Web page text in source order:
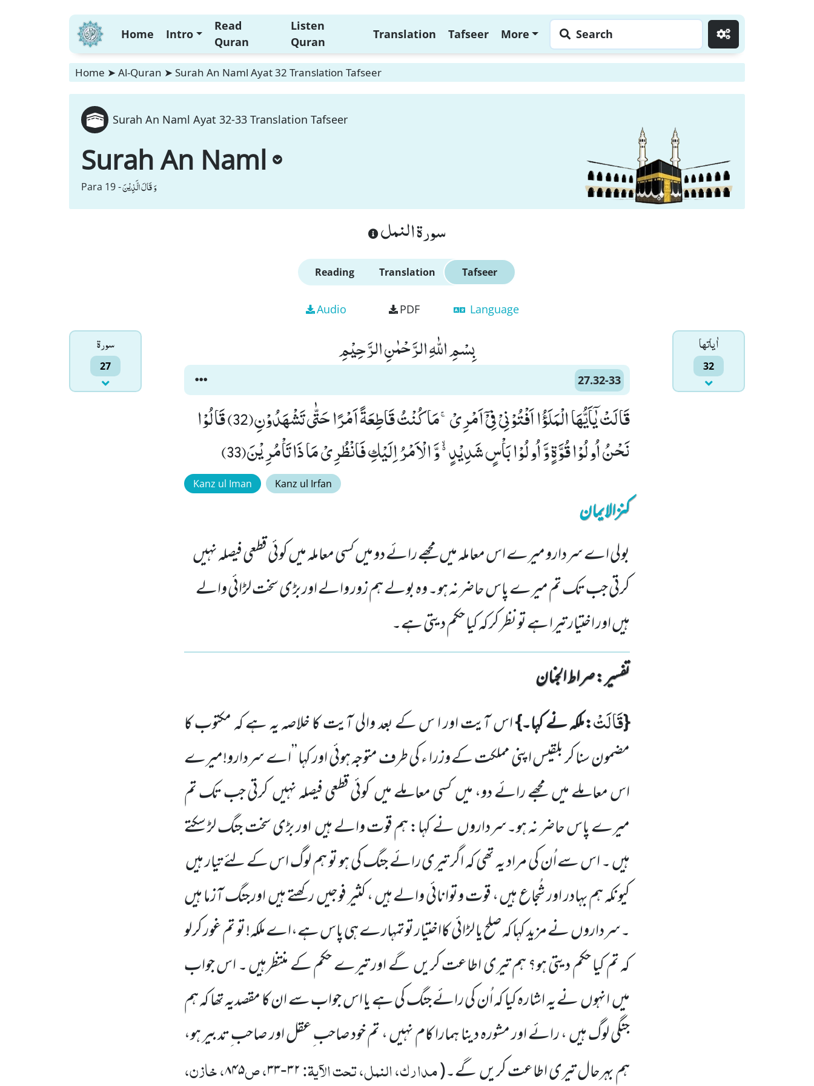
Home Intro
Read
Quran
Listen
Quran
Translation Tafseer More Search
Home ➤ Al-Quran ➤ Surah An Naml Ayat 32 Translation Tafseer
Surah An Naml Ayat 32-33 Translation Tafseer
Surah An Naml
Para 19 -وَ قَالَ الَّذِیْنَ
سورة النمل
Reading Translation Tafseer
Audio PDF Language
سورۃ
27
اٰياتها
32
بِسْمِ اللّٰهِ الرَّحْمٰنِ الرَّحِیْمِ
27.32-33
قَالَتْ یٰۤاَیُّهَا الْمَلَؤُا اَفْتُوْنِیْ فِیْۤ اَمْرِیْۚ-مَا كُنْتُ قَاطِعَةً اَمْرًا حَتّٰى تَشْهَدُوْنِ(32) قَالُوْا
نَحْنُ اُولُوْا قُوَّةٍ وَّ اُولُوْا بَاْسٍ شَدِیْدٍ ﳔ وَّ الْاَمْرُ اِلَیْكِ فَانْظُرِیْ مَا ذَا تَاْمُرِیْنَ(33)
Kanz ul Iman Kanz ul Irfan
کنزالایمان
بولی اے سردارو میرے اس معاملہ میں مجھے رائے دو میں کسی معاملہ میں کوئی قطعی فیصلہ نہیں
کرتی جب تک تم میرے پاس حاضر نہ ہو۔ وہ بولے ہم زور والے اور بڑی سخت لڑائی والے
ہیں اور اختیار تیرا ہے تو نظر کر کہ کیا حکم دیتی ہے۔
تفسیر : ‎صراط الجنان
{قَالَتْ:ملکہ نے کہا۔}اس آیت اور ا س کے بعد والی آیت کا خلاصہ یہ ہے کہمکتوب کا
مضمون سنا کر بلقیس اپنی مملکت کے وزرا ء کی طرف متوجہ ہوئی اور کہا ’’اے سردارو!میرے
اس معاملے میں مجھے رائے دو، میں کسی معاملے میں کوئی قطعی فیصلہ نہیں کرتی جب تک تم
میرے پاس حاضر نہ ہو۔سرداروں نے کہا: ہم قوت والے ہیں اور بڑی سخت جنگ لڑ سکتے
ہیں ۔ اس سے اُن کی مراد یہ تھی کہ اگر تیری رائے جنگ کی ہو تو ہم لوگ اس کے لئے تیار ہیں
کیونکہ ہم بہادر اور شُجاع ہیں ، قوت وتوانائی والے ہیں ، کثیر فوجیں رکھتے ہیں اورجنگ آزما ہیں
۔سرداروں نے مزید کہا کہ صلح یا لڑائی کااختیار توتمہارے ہی پاس ہے،اے ملکہ! تو تم غور کرلو
کہ تم کیا حکم دیتی ہو؟ ہم تیری اطاعت کریں گے اور تیرے حکم کے منتظرہیں ۔ اس جواب
میں انہوں نے یہ اشارہ کیا کہ اُن کی رائے جنگ کی ہے یا اس جواب سے ان کا مقصدیہ تھا کہ ہم
جنگی لوگ ہیں ، رائے اور مشورہ دینا ہمارا کام نہیں ، تم خود صاحب ِعقل اور صاحب ِتدبیر ہو،
ہم بہرحال تیری اطاعت کریں گے۔(مدارک، النمل، تحت الآیۃ:۳۲-۳۳، ص۸۴۵، خازن،